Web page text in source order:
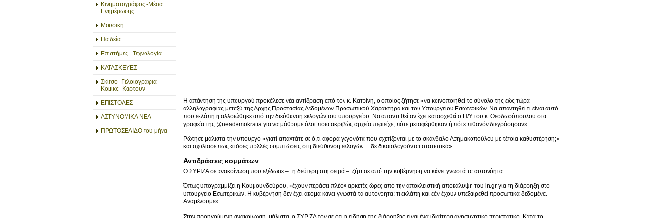
Κινηματογράφος -Μέσα
Ενημέρωσης
Μουσικη
Παιδεία
Επιστήμες - Τεχνολογία
ΚΑΤΑΣΚΕΥΕΣ
Σκίτσο -Γελοιογραφια -
Κομικς -Καρτουν
ΕΠΙΣΤΟΛΕΣ
ΑΣΤΥΝΟΜΙΚΑ ΝΕΑ
ΠΡΩΤΟΣΕΛΙΔΟ του μήνα
Η απάντηση της υπουργού προκάλεσε νέα αντίδραση από τον κ. Κατρίνη, ο οποίος ζήτησε «να κοινοποιηθεί το σύνολο της εώς τώρα
αλληλογραφίας μεταξύ της Αρχής Προστασίας Δεδομένων Προσωπικού Χαρακτήρα και του Υπουργείου Εσωτερικών. Να απαντηθεί τι είναι αυτό
που εκλάπη ή αλλοιώθηκε από την διεύθυνση εκλογών του υπουργείου. Να απαντηθεί αν έχει κατασχεθεί ο Η/Υ του κ. Θεοδωρόπουλου στα
γραφεία της @neademokratia για να μάθουμε όλοι ποια ακριβώς αρχεία περιείχε, πότε μεταφέρθηκαν ή πότε πιθανόν διεγράφησαν».
Ρώτησε μάλιστα την υπουργό «γιατί απαντάτε σε ό,τι αφορά γεγονότα που σχετίζονται με το σκάνδαλο Ασημακοπούλου με τέτοια καθυστέρηση;»
και σχολίασε πως «τόσες πολλές συμπτώσεις στη διεύθυνση εκλογών… δε δικαιολογούνται στατιστικά».
Αντιδράσεις κομμάτων
O ΣΥΡΙΖΑ σε ανακοίνωση που εξέδωσε – τη δεύτερη στη σειρά – ζήτησε από την κυβέρνηση να κάνει γνωστά τα αυτονόητα.
Όπως υπογραμμίζει η Κουμουνδούρου, «έχουν περάσει πλέον αρκετές ώρες από την αποκλειστική αποκάλυψη του in.gr για τη διάρρηξη στο
υπουργείο Εσωτερικών. Η κυβέρνηση δεν έχει ακόμα κάνει γνωστά τα αυτονόητα: τι εκλάπη και εάν έχουν υπεξαιρεθεί προσωπικά δεδομένα.
Αναμένουμε».
Στην προηγούμενη ανακοίνωση, μάλιστα, ο ΣΥΡΙΖΑ τόνισε ότι η είδηση της διάρρηξης είναι ένα ιδιαίτερα ανησυχητικό περιστατικό. Κατά το